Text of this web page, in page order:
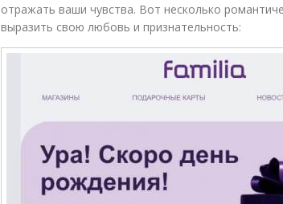
отражать ваши чувства. Вот несколько
выразить свою любовь и признательность: